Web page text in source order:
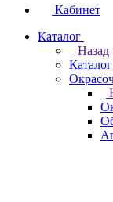
Кабинет
Каталог
Назад
Каталог